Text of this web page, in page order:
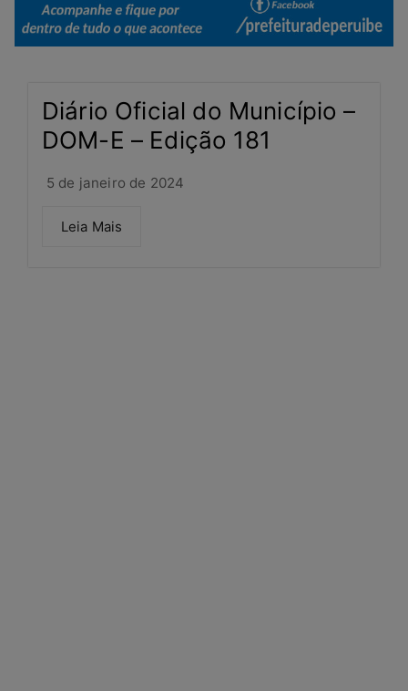
Diário Oficial do Município –
DOM-E – Edição 181
5 de janeiro de 2024
Leia Mais